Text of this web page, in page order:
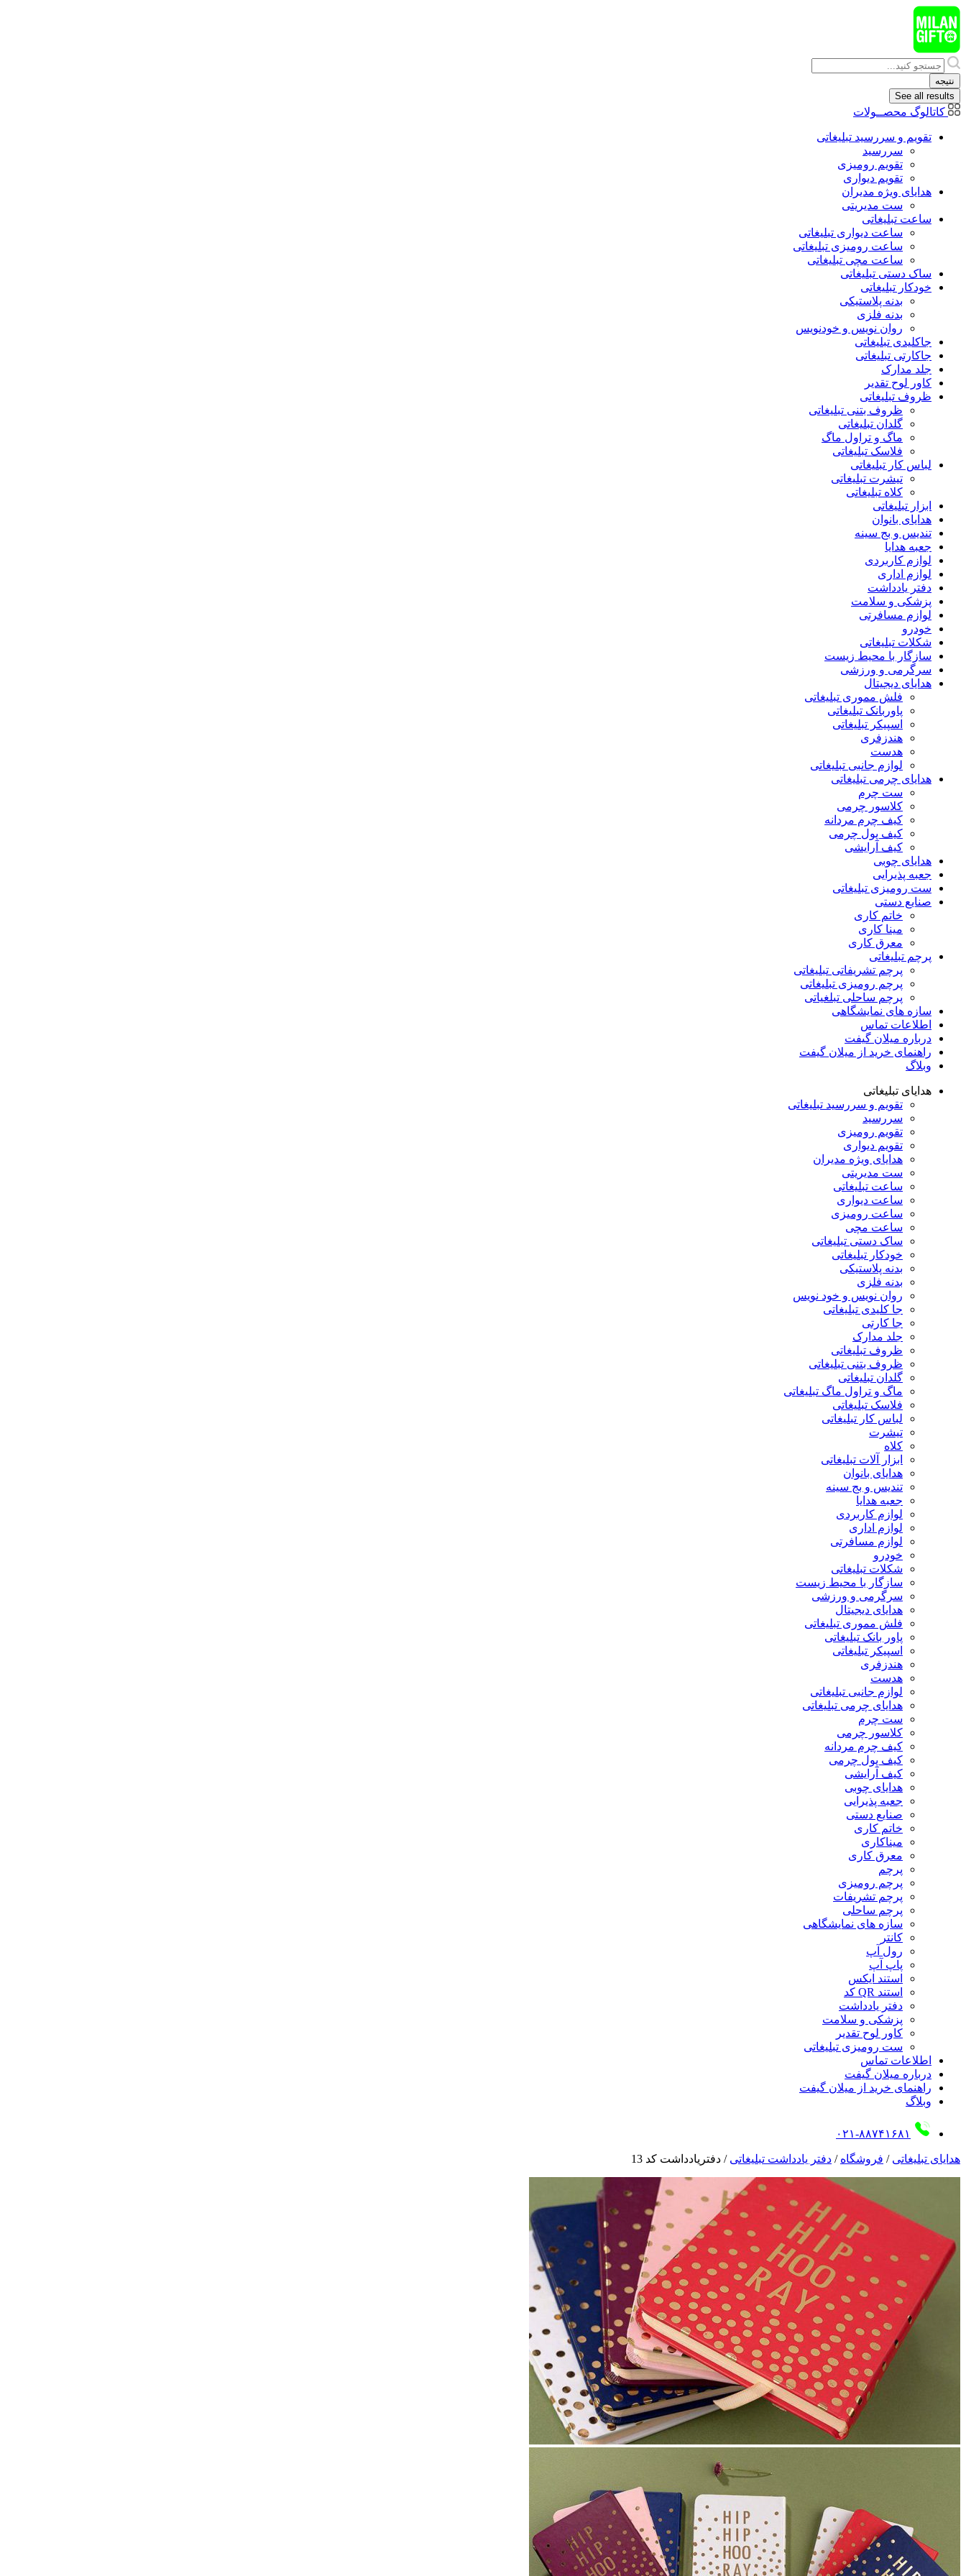
پرش
به
محتوا
Search
...
نتیجه
See all results
کاتالوگ محصــولات
تقویم و سررسید تبلیغاتی
سررسید
تقویم رومیزی
تقویم دیواری
هدایای ويژه مدیران
ست مدیریتی
ساعت تبلیغاتی
ساعت دیواری تبلیغاتی
ساعت رومیزی تبلیغاتی
ساعت مچی تبلیغاتی
ساک دستی تبلیغاتی
خودکار تبلیغاتی
بدنه پلاستیکی
بدنه فلزی
روان نویس و خودنویس
جاکلیدی تبلیغاتی
جاکارتی تبلیغاتی
جلد مدارک
کاور لوح تقدیر
ظروف تبلیغاتی
ظروف بتنی تبلیغاتی
گلدان تبلیغاتی
ماگ و تراول ماگ
فلاسک تبلیغاتی
لباس کار تبلیغاتی
تیشرت تبلیغاتی
کلاه تبلیغاتی
ابزار تبلیغاتی
هدایای بانوان
تندیس و بج سینه
جعبه هدایا
لوازم کاربردی
لوازم اداری
دفتر یادداشت
پزشکی و سلامت
لوازم مسافرتی
خودرو
شکلات تبلیغاتی
سازگار با محیط زیست
سرگرمی و ورزشی
هدایای دیجیتال
فلش مموری تبلیغاتی
پاوربانک تبلیغاتی
اسپیکر تبلیغاتی
هندزفری
هدست
لوازم جانبی تبلیغاتی
هدایای چرمی تبلیغاتی
ست چرم
کلاسور چرمی
کیف چرم مردانه
کیف پول چرمی
کیف آرایشی
هدایای چوبی
جعبه پذیرایی
ست رومیزی تبلیغاتی
صنایع دستی
خاتم کاری
مینا کاری
معرق کاری
پرچم تبلیغاتی
پرچم تشریفاتی تبلیغاتی
پرچم رومیزی تبلیغاتی
پرچم ساحلی تبلغیاتی
سازه های نمایشگاهی
اطلاعات تماس
درباره میلان گیفت
راهنمای خرید از میلان گیفت
وبلاگ
هدایای تبلیغاتی
تقویم و سررسید تبلیغاتی
سررسید
تقویم رومیزی
تقویم دیواری
هدایای ویژه مدیران
ست مدیریتی
ساعت تبلیغاتی
ساعت دیواری
ساعت رومیزی
ساعت مچی
ساک دستی تبلیغاتی
خودکار تبلیغاتی
بدنه پلاستیکی
بدنه فلزی
روان نویس و خود نویس
جا کلیدی تبلیغاتی
جا کارتی
جلد مدارک
ظروف تبلیغاتی
ظروف بتنی تبلیغاتی
گلدان تبلیغاتی
ماگ و تراول ماگ تبلیغاتی
فلاسک تبلیغاتی
لباس کار تبلیغاتی
تیشرت
کلاه
ابزار آلات تبلیغاتی
هدایای بانوان
تندیس و بج سینه
جعبه هدایا
لوازم کاربردی
لوازم اداری
لوازم مسافرتی
خودرو
شکلات تبلیغاتی
سازگار با محیط زیست
سرگرمی و ورزشی
هدایای دیجیتال
فلش مموری تبلیغاتی
پاور بانک تبلیغاتی
اسپیکر تبلیغاتی
هندزفری
هدست
لوازم جانبی تبلیغاتی
هدایای چرمی تبلیغاتی
ست چرم
کلاسور چرمی
کیف چرم مردانه
کیف پول چرمی
کیف آرایشی
هدایای چوبی
جعبه پذیرایی
صنایع دستی
خاتم کاری
میناکاری
معرق کاری
پرچم
پرچم رومیزی
پرچم تشریفات
پرچم ساحلی
سازه های نمایشگاهی
کانتر
رول آپ
پاپ آپ
استند ایکس
استند QR کد
دفتر یادداشت
پزشکی و سلامت
کاور لوح تقدیر
ست رومیزی تبلیغاتی
اطلاعات تماس
درباره میلان گیفت
راهنمای خرید از میلان گیفت
وبلاگ
۰۲۱-۸۸۷۴۱۶۸۱
هدایای تبلیغاتی / فروشگاه / دفتر یادداشت تبلیغاتی / دفتریادداشت کد 13